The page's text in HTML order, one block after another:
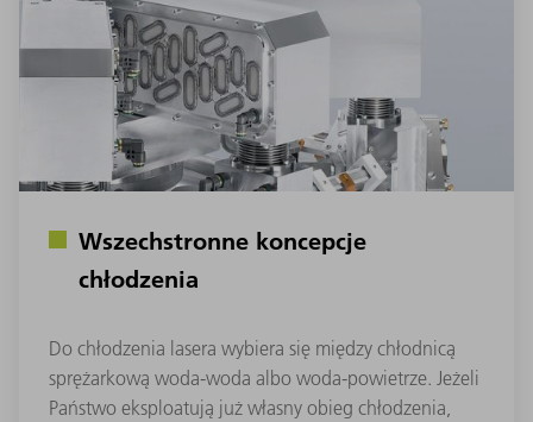
Wszechstronne koncepcje
chłodzenia
Do chłodzenia lasera wybiera się między chłodnicą
sprężarkową woda-woda albo woda-powietrze. Jeżeli
Państwo eksploatują już własny obieg chłodzenia,